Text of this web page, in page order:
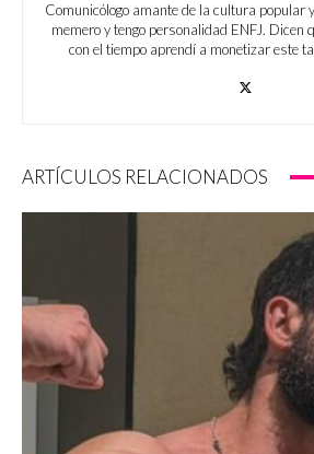
Comunicólogo amante de la cultura popular
memero y tengo personalidad ENFJ. Dicen
con el tiempo aprendí a monetizar este
ARTÍCULOS RELACIONADOS